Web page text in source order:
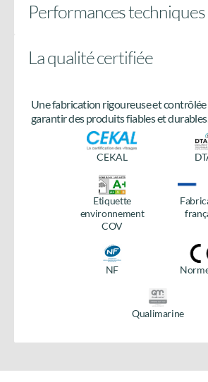
Besoin de plus
sur le produit ?
Télécharger la fiche
technique
Performances techniques
Poignée ergonomique,
Rail polyamide,ouverture
La qualité certifiée
Une fabrication rigoureuse et
garantir des produits fiables et
CEKAL
Etiquette
environnement
COV
NF
Qualimarine